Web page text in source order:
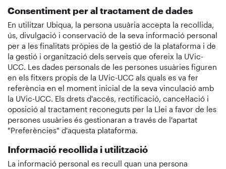
Consentiment per al tractament de dades
En utilitzar Ubiqua, la persona usuària accepta la recollida,
ús, divulgació i conservació de la seva informació personal
per a les finalitats pròpies de la gestió de la plataforma i de
la gestió i organització dels serveis que ofereix la UVic-
UCC. Les dades personals de les persones usuàries figuren
en els fitxers propis de la UVic-UCC als quals es va fer
referència en el moment inicial de la seva vinculació amb
la UVic-UCC. Els drets d'accés, rectificació, cancel·lació i
oposició al tractament reconeguts per la Llei a favor de les
persones usuàries és gestionaran a través de l'apartat
"Preferències" d'aquesta plataforma.
Informació recollida i utilització
La informació personal es recull quan una persona